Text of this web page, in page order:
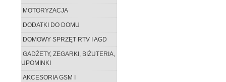
MOTORYZACJA
DODATKI DO DOMU
DOMOWY SPRZĘT RTV I AGD
GADŻETY, ZEGARKI, BIŻUTERIA,
UPOMINKI
AKCESORIA GSM I